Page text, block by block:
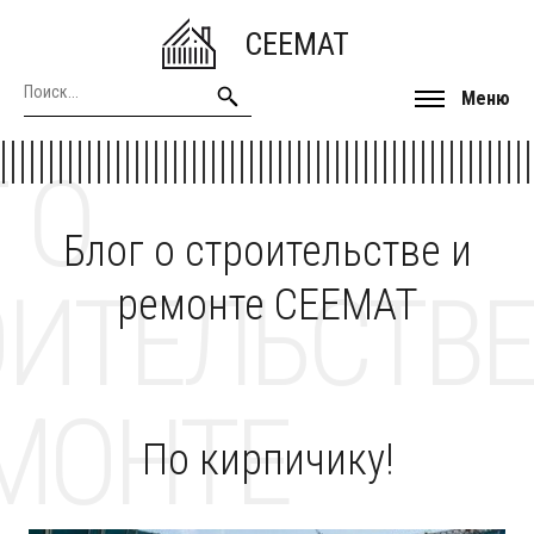
CEEMAT
Меню
Блог о строительстве и
ремонте CEEMAT
О
По кирпичику!